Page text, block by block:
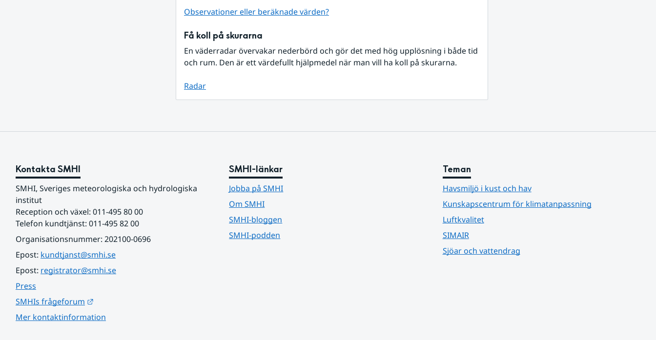
Observationer eller beräknade värden?
Få koll på skurarna
En väderradar övervakar nederbörd och gör det med hög upplösning i både tid
och rum. Den är ett värdefullt hjälpmedel när man vill ha koll på skurarna.
Radar
Kontakta SMHI
SMHI, Sveriges meteorologiska och hydrologiska
institut
Reception och växel: 011-495 80 00
Telefon kundtjänst: 011-495 82 00
Organisationsnummer: 202100-0696
Epost: kundtjanst@smhi.se
Epost: registrator@smhi.se
Press
SMHIs frågeforum
Mer kontaktinformation
SMHI-länkar
Jobba på SMHI
Om SMHI
SMHI-bloggen
SMHI-podden
Teman
Havsmiljö i kust och hav
Kunskapscentrum för klimatanpassning
Luftkvalitet
SIMAIR
Sjöar och vattendrag